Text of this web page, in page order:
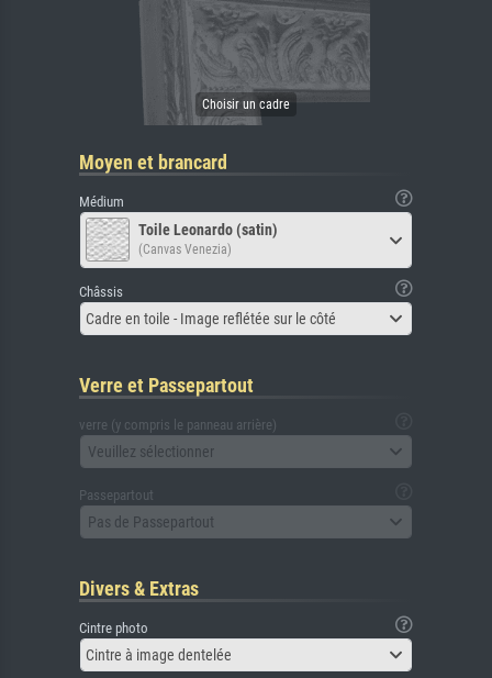
Moyen et brancard
Médium
Toile Leonardo (satin)
(Canvas Venezia)
Châssis
Cadre en toile - Image reflétée sur le côté
Verre et Passepartout
verre (y compris le panneau arrière)
Veuillez sélectionner
Passepartout
Pas de Passepartout
Divers & Extras
Cintre photo
Cintre à image dentelée